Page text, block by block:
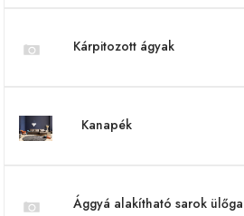
Kárpitozott ágyak
Kanapék
Ággyá alakítható sarok